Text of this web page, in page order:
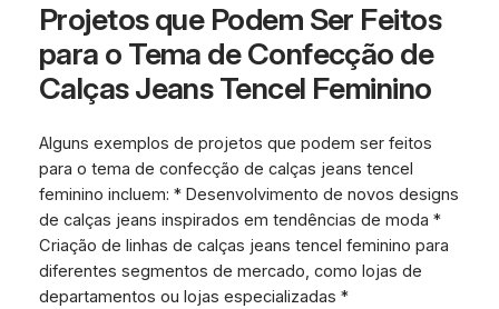
Projetos que Podem Ser Feitos
para o Tema de Confecção de
Calças Jeans Tencel Feminino
Alguns exemplos de projetos que podem ser feitos
para o tema de confecção de calças jeans tencel
feminino incluem: * Desenvolvimento de novos designs
de calças jeans inspirados em tendências de moda *
Criação de linhas de calças jeans tencel feminino para
diferentes segmentos de mercado, como lojas de
departamentos ou lojas especializadas *